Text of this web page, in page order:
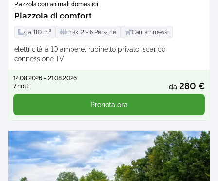
Piazzola con animali domestici
Piazzola di comfort
ca. 110 m² max. 2 - 6 Persone Cani ammessi
elettricità a 10 ampere rubinetto privato scarico
connessione TV
14.08.2026 - 21.08.2026
7 notti
da 280 €
Prenota ora